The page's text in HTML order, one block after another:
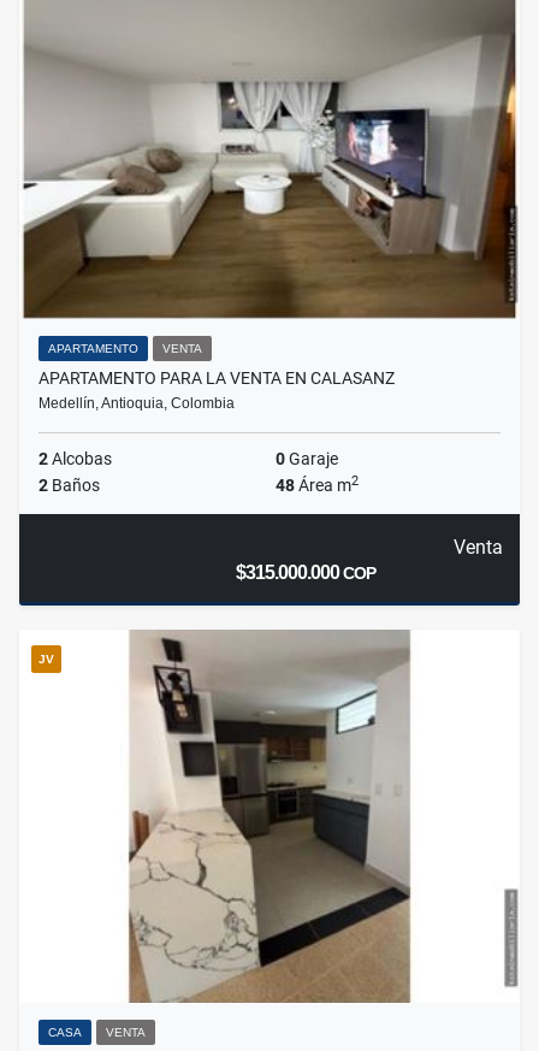
APARTAMENTO VENTA
APARTAMENTO PARA LA VENTA EN CALASANZ
Medellín, Antioquia, Colombia
2Alcobas 0Garaje
2 Baños 48Área m2
Venta
$315.000.000COP
JV
CASA VENTA